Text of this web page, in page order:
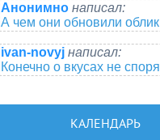
Анонимно написал:
А чем они обновили облик
ivan-novyj написал:
Конечно о вкусах не споря
КАЛЕНДАРЬ